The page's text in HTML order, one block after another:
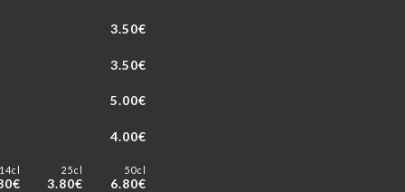
3.50€
3.50€
5.00€
4.00€
14cl 25cl
3.80€
50cl
6.80€